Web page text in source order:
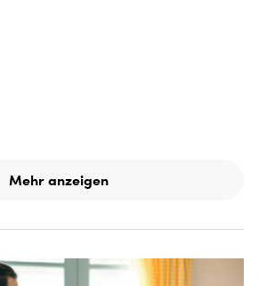
Mehr anzeigen